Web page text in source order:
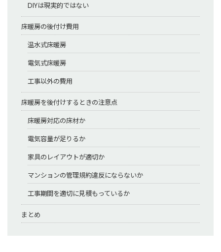
DIYは現実的ではない
床暖房の後付け費用
温水式床暖房
電気式床暖房
工事以外の費用
床暖房を後付けするときの注意点
床暖房対応の床材か
電気容量が足りるか
家具のレイアウトが適切か
マンションの管理規約違反にならないか
工事期間を適切に見積もっているか
まとめ